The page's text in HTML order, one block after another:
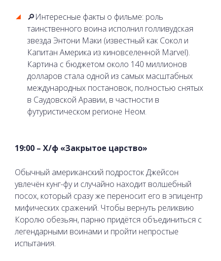
🔎Интересные факты о фильме: роль
таинственного воина исполнил голливудская
звезда Энтони Маки (известный как Сокол и
Капитан Америка из киновселенной Marvel).
Картина с бюджетом около 140 миллионов
долларов стала одной из самых масштабных
международных постановок, полностью снятых
в Саудовской Аравии, в частности в
футуристическом регионе Неом.
19:00 – Х/ф «Закрытое царство»
Обычный американский подросток Джейсон
увлечён кунг-фу и случайно находит волшебный
посох, который сразу же переносит его в эпицентр
мифических сражений. Чтобы вернуть реликвию
Королю обезьян, парню придётся объединиться с
легендарными воинами и пройти непростые
испытания.